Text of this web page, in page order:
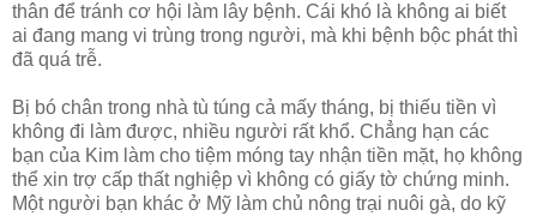
thân để tránh cơ hội làm lây bệnh. Cái khó là không ai biết
ai đang mang vi trùng trong người, mà khi bệnh bộc phát thì
đã quá trễ.
Bị bó chân trong nhà tù túng cả mấy tháng, bị thiếu tiền vì
không đi làm được, nhiều người rất khổ. Chẳng hạn các
bạn của Kim làm cho tiệm móng tay nhận tiền mặt, họ không
thể xin trợ cấp thất nghiệp vì không có giấy tờ chứng minh.
Một người bạn khác ở Mỹ làm chủ nông trại nuôi gà, do kỹ